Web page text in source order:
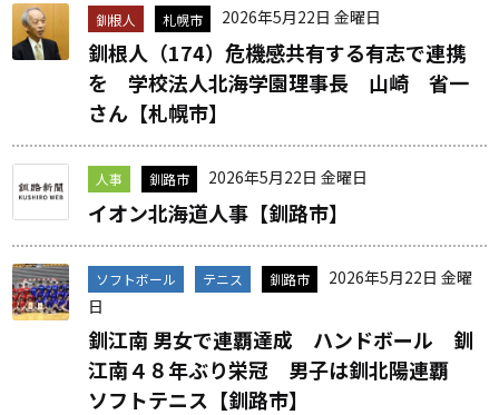
釧根人 札幌市 2026年5月22日 金曜日
釧根人（174）危機感共有する有志で連携
を 学校法人北海学園理事長 山崎 省一
さん【札幌市】
人事 釧路市 2026年5月22日 金曜日
イオン北海道人事【釧路市】
ソフトボール テニス 釧路市
2026年5月22日 金曜
日
釧江南 男女で連覇達成 ハンドボール 釧
江南４８年ぶり栄冠 男子は釧北陽連覇
ソフトテニス【釧路市】